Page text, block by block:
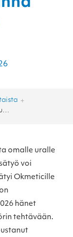
+
Kesätyö avasi Hanna Kujanpäälle uran puolijohdealalle
omalle uralle
voi
Okmeticille
hänet
tehtävään.